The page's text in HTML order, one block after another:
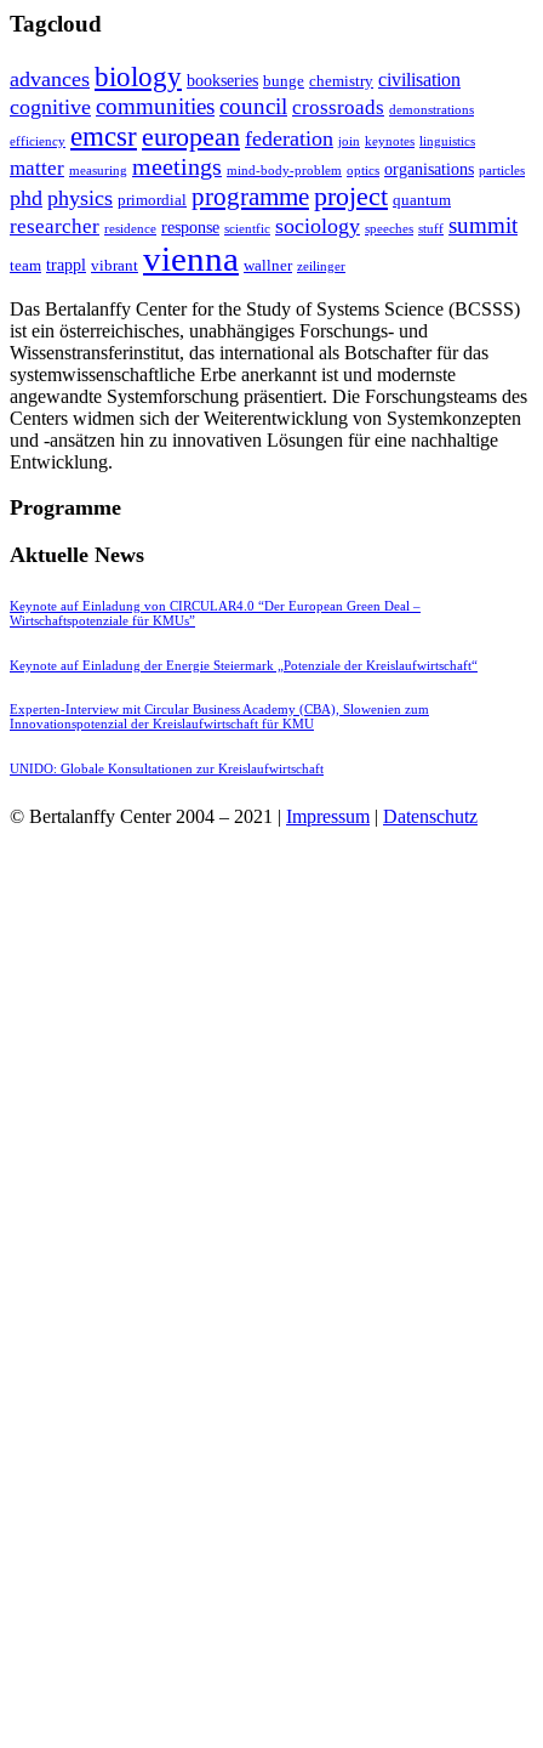
Tagcloud
advances biology bookseries bunge chemistry civilisation
cognitive communitiescouncil crossroads demonstrations
efficiency emcsreuropean federation join keynotes linguistics
matter measuring meetings mind-body-problem optics organisations particles
phd physics primordial programmeproject quantum
researcher residence response scientfic sociology speeches stuff summit
team trappl vibrant vienna wallner zeilinger
Das Bertalanffy Center for the Study of Systems Science (BCSSS)
ist ein österreichisches, unabhängiges Forschungs- und
Wissenstransferinstitut, das international als Botschafter für das
systemwissenschaftliche Erbe anerkannt ist und modernste
angewandte Systemforschung präsentiert. Die Forschungsteams des
Centers widmen sich der Weiterentwicklung von Systemkonzepten
und -ansätzen hin zu innovativen Lösungen für eine nachhaltige
Entwicklung.
Programme
Aktuelle News
Keynote auf Einladung von CIRCULAR4.0 “Der European Green Deal –
Wirtschaftspotenziale für KMUs”
Keynote auf Einladung der Energie Steiermark „Potenziale der Kreislaufwirtschaft“
Experten-Interview mit Circular Business Academy (CBA), Slowenien zum
Innovationspotenzial der Kreislaufwirtschaft für KMU
UNIDO: Globale Konsultationen zur Kreislaufwirtschaft
© Bertalanffy Center 2004 – 2021 | Impressum | Datenschutz